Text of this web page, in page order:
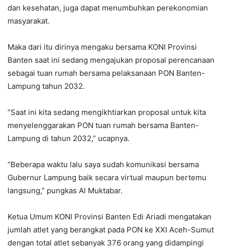
dan kesehatan, juga dapat menumbuhkan perekonomian
masyarakat.
Maka dari itu dirinya mengaku bersama KONI Provinsi
Banten saat ini sedang mengajukan proposal perencanaan
sebagai tuan rumah bersama pelaksanaan PON Banten-
Lampung tahun 2032.
“Saat ini kita sedang mengikhtiarkan proposal untuk kita
menyelenggarakan PON tuan rumah bersama Banten-
Lampung di tahun 2032,” ucapnya.
“Beberapa waktu lalu saya sudah komunikasi bersama
Gubernur Lampung baik secara virtual maupun bertemu
langsung,” pungkas Al Muktabar.
Ketua Umum KONI Provinsi Banten Edi Ariadi mengatakan
jumlah atlet yang berangkat pada PON ke XXI Aceh-Sumut
dengan total atlet sebanyak 376 orang yang didampingi